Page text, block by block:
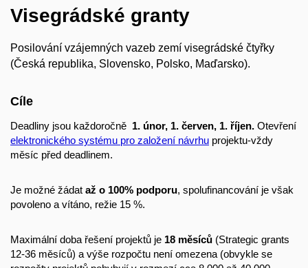
Visegrádské granty
Posilování vzájemných vazeb zemí visegrádské čtyřky
(Česká republika, Slovensko, Polsko, Maďarsko).
Cíle
Deadliny jsou každoročně 1. únor, 1. červen, 1. říjen. Otevření
elektronického systému pro založení návrhu projektu-vždy
měsíc před deadlinem.
Je možné žádat až o 100% podporu, spolufinancování je však
povoleno a vítáno, režie 15 %.
Maximální doba řešení projektů je 18 měsíců (Strategic grants
12-36 měsíců) a výše rozpočtu není omezena (obvykle se